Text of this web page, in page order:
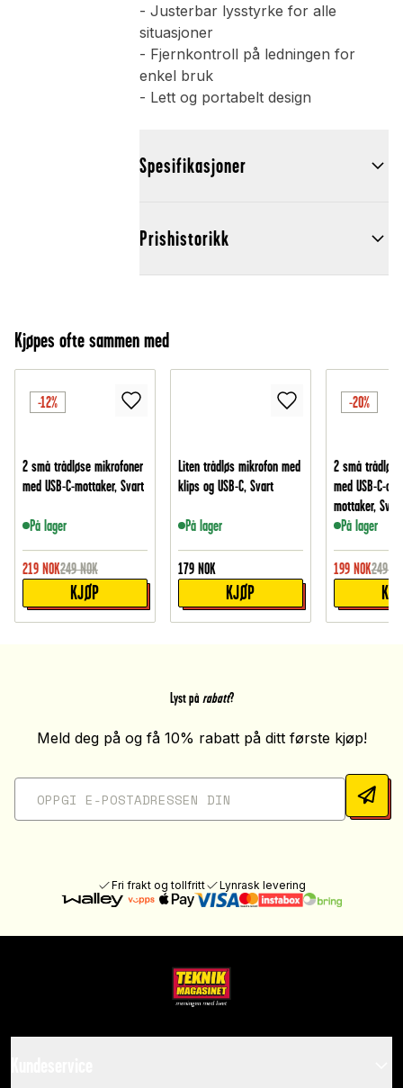
- Justerbar lysstyrke for alle
situasjoner
- Fjernkontroll på ledningen for
enkel bruk
- Lett og portabelt design
Spesifikasjoner
Prishistorikk
Kjøpes ofte sammen med
-12%
2 små trådløse mikrofoner
med USB-C-mottaker, Svart
På lager
219 NOK249 NOK
KJØP
Liten trådløs mikrofon med
klips og USB-C, Svart
På lager
179 NOK
KJØP
-20%
2 små
med USB-C-og
mottaker, Svart
På lager
199 NOK249
Lyst på rabatt?
Meld deg på og få 10% rabatt på ditt første kjøp!
Fri frakt og tollfritt Lynrask levering